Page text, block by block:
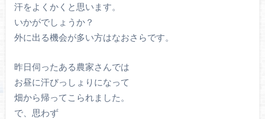
汗をよくかくと思います。
いかがでしょうか？
外に出る機会が多い方はなおさらです。
昨日伺ったある農家さんでは
お昼に汗びっしょりになって
畑から帰ってこられました。
で、思わず